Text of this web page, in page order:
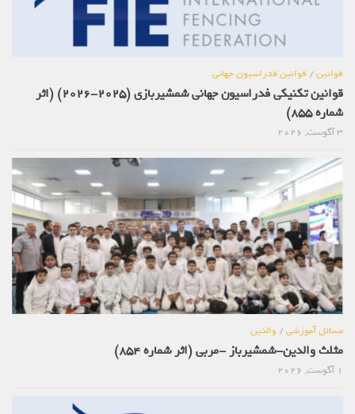
قوانین/قوانین فدراسیون جهانی
قوانین تکنیکی فدراسیون جهانی شمشیربازی (2025-2026) (اثر
شماره 855)
مسائل آموزشی/والدین
مثلث والدین-شمشیرباز -مربی (اثر شماره 854)